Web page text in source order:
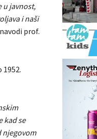
u javnost,
i naši
prof.
kad se
njegovom